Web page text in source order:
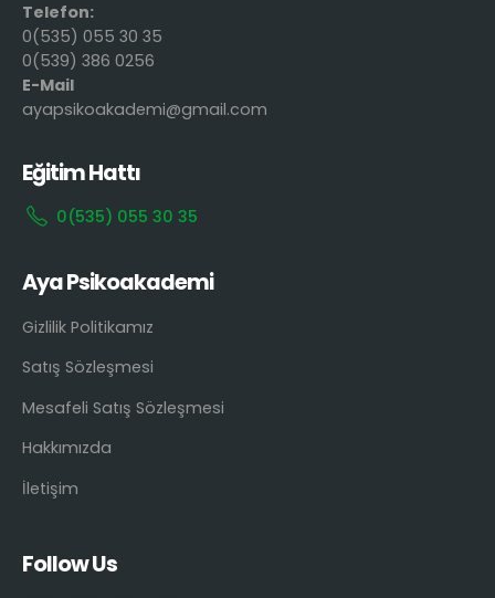
Telefon:
0(535) 055 30 35
0(539) 386 0256
E-Mail
ayapsikoakademi@gmail.com
Eğitim Hattı
0(535) 055 30 35
Aya Psikoakademi
Gizlilik Politikamız
Satış Sözleşmesi
Mesafeli Satış Sözleşmesi
Hakkımızda
İletişim
Follow Us